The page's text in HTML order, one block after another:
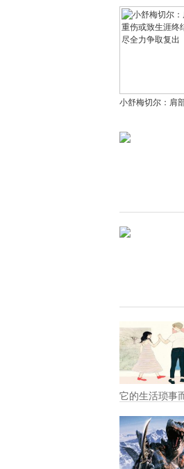
有机会夺欧冠，
实力不相上下
小舒梅切尔：肩
力争取复出
它的生活琐事